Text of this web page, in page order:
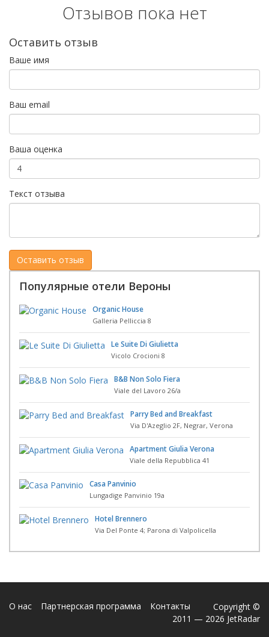
Отзывов пока нет
Оставить отзыв
Ваше имя
Ваш email
Ваша оценка
Текст отзыва
Популярные отели Вероны
Organic House
Galleria Pelliccia 8
Le Suite Di Giulietta
Vicolo Crocioni 8
B&B Non Solo Fiera
Viale del Lavoro 26/a
Parry Bed and Breakfast
Via D'Azeglio 2F, Negrar, Verona
Apartment Giulia Verona
Viale della Repubblica 41
Casa Panvinio
Lungadige Panvinio 19a
Hotel Brennero
Via Del Ponte 4; Parona di Valpolicella
О нас Партнерская программа Контакты
Copyright ©
2011 — 2026 JetRadar